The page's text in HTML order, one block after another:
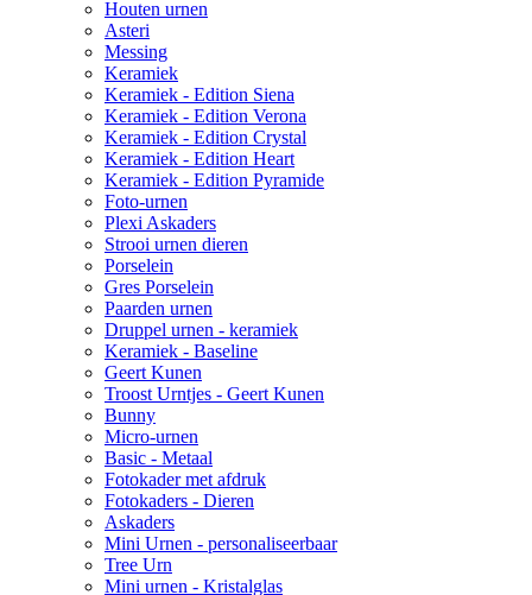
Houten urnen
Asteri
Messing
Keramiek
Keramiek - Edition Siena
Keramiek - Edition Verona
Keramiek - Edition Crystal
Keramiek - Edition Heart
Keramiek - Edition Pyramide
Foto-urnen
Plexi Askaders
Strooi urnen dieren
Porselein
Gres Porselein
Paarden urnen
Druppel urnen - keramiek
Keramiek - Baseline
Geert Kunen
Troost Urntjes - Geert Kunen
Bunny
Micro-urnen
Basic - Metaal
Fotokader met afdruk
Fotokaders - Dieren
Askaders
Mini Urnen - personaliseerbaar
Tree Urn
Mini urnen - Kristalglas